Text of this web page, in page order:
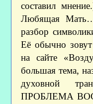
составил
Любящая
разбор
Её обычно
на сайте
большая тема,
духовной
ПРОБЛЕМА